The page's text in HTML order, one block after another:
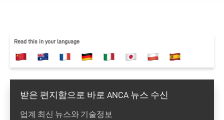
Read this in your language
받은 편지함으로 바로 ANCA 뉴스 수신
업계 최신 뉴스와 기술정보